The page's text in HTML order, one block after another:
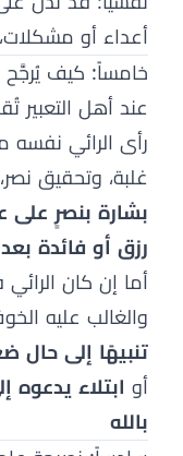
أعداء أو
خامساً: كيف يُرجَّح
عند أهل التعبير
رأى الرائي
غلبة، وتحقيق
بشارة بنصرٍ
رزق أو فائدة
أما إن كان
والغالب عليه
تنبيهًا إلى
أو ابتلاء يدعوه
بالله